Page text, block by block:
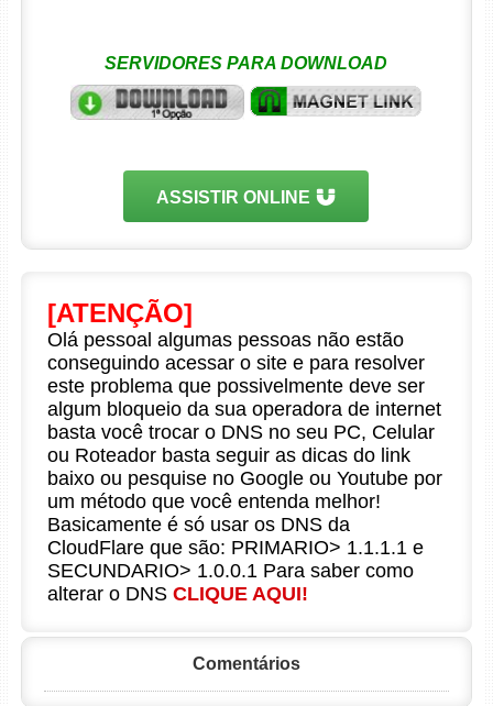
SERVIDORES PARA DOWNLOAD
ASSISTIR ONLINE
[ATENÇÃO]
Olá pessoal algumas pessoas não estão
conseguindo acessar o site e para resolver
este problema que possivelmente deve ser
algum bloqueio da sua operadora de internet
basta você trocar o DNS no seu PC, Celular
ou Roteador basta seguir as dicas do link
baixo ou pesquise no Google ou Youtube por
um método que você entenda melhor!
Basicamente é só usar os DNS da
CloudFlare que são: PRIMARIO> 1.1.1.1 e
SECUNDARIO> 1.0.0.1 Para saber como
alterar o DNS CLIQUE AQUI!
Comentários